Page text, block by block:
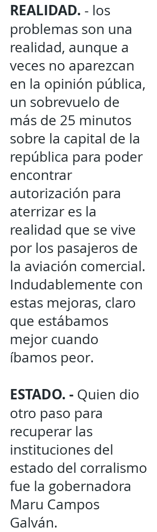
REALIDAD. - los
problemas son una
realidad, aunque a
veces no aparezcan
en la opinión pública,
un sobrevuelo de
más de 25 minutos
sobre la capital de la
república para poder
encontrar
autorización para
aterrizar es la
realidad que se vive
por los pasajeros de
la aviación comercial.
Indudablemente con
estas mejoras, claro
que estábamos
mejor cuando
íbamos peor.
ESTADO. - Quien dio
otro paso para
recuperar las
instituciones del
estado del corralismo
fue la gobernadora
Maru Campos
Galván.